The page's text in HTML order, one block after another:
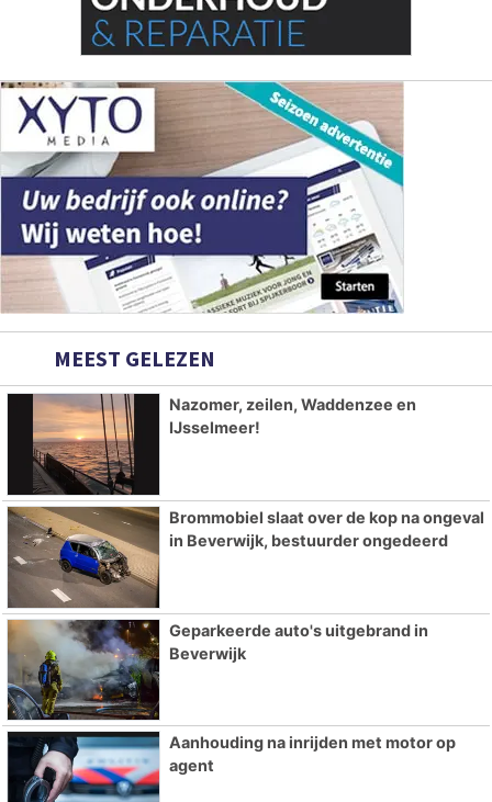
MEEST GELEZEN
Nazomer, zeilen, Waddenzee en
IJsselmeer!
Brommobiel slaat over de kop na ongeval
in Beverwijk, bestuurder ongedeerd
Geparkeerde auto's uitgebrand in
Beverwijk
Aanhouding na inrijden met motor op
agent